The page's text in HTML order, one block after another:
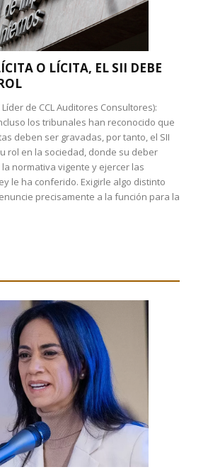
O LÍCITA, EL SII DEBE
Líder de CCL Auditores Consultores):
los tribunales han reconocido que
deben ser gravadas, por tanto, el SII
rol en la sociedad, donde su deber
normativa vigente y ejercer las
le ha conferido. Exigirle algo distinto
precisamente a la función para la